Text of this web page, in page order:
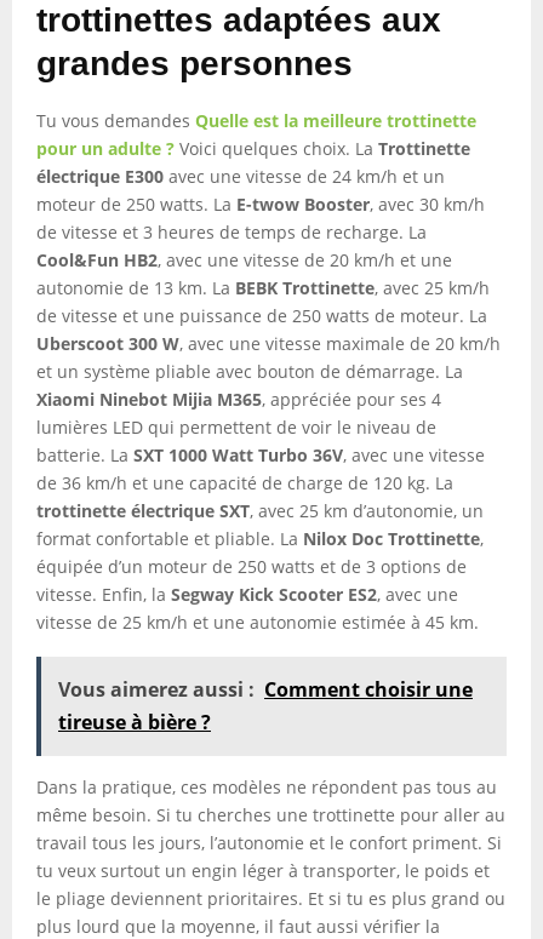
trottinettes adaptées aux
grandes personnes
Tu vous demandes Quelle est la meilleure trottinette
pour un adulte ? Voici quelques choix. La Trottinette
électrique E300 avec une vitesse de 24 km/h et un
moteur de 250 watts. La E-twow Booster, avec 30 km/h
de vitesse et 3 heures de temps de recharge. La
Cool&Fun HB2, avec une vitesse de 20 km/h et une
autonomie de 13 km. La BEBK Trottinette, avec 25 km/h
de vitesse et une puissance de 250 watts de moteur. La
Uberscoot 300 W, avec une vitesse maximale de 20 km/h
et un système pliable avec bouton de démarrage. La
Xiaomi Ninebot Mijia M365, appréciée pour ses 4
lumières LED qui permettent de voir le niveau de
batterie. La SXT 1000 Watt Turbo 36V, avec une vitesse
de 36 km/h et une capacité de charge de 120 kg. La
trottinette électrique SXT, avec 25 km d’autonomie, un
format confortable et pliable. La Nilox Doc Trottinette,
équipée d’un moteur de 250 watts et de 3 options de
vitesse. Enfin, la Segway Kick Scooter ES2, avec une
vitesse de 25 km/h et une autonomie estimée à 45 km.
Vous aimerez aussi : Comment choisir une
tireuse à bière ?
Dans la pratique, ces modèles ne répondent pas tous au
même besoin. Si tu cherches une trottinette pour aller au
travail tous les jours, l’autonomie et le confort priment. Si
tu veux surtout un engin léger à transporter, le poids et
le pliage deviennent prioritaires. Et si tu es plus grand ou
plus lourd que la moyenne, il faut aussi vérifier la